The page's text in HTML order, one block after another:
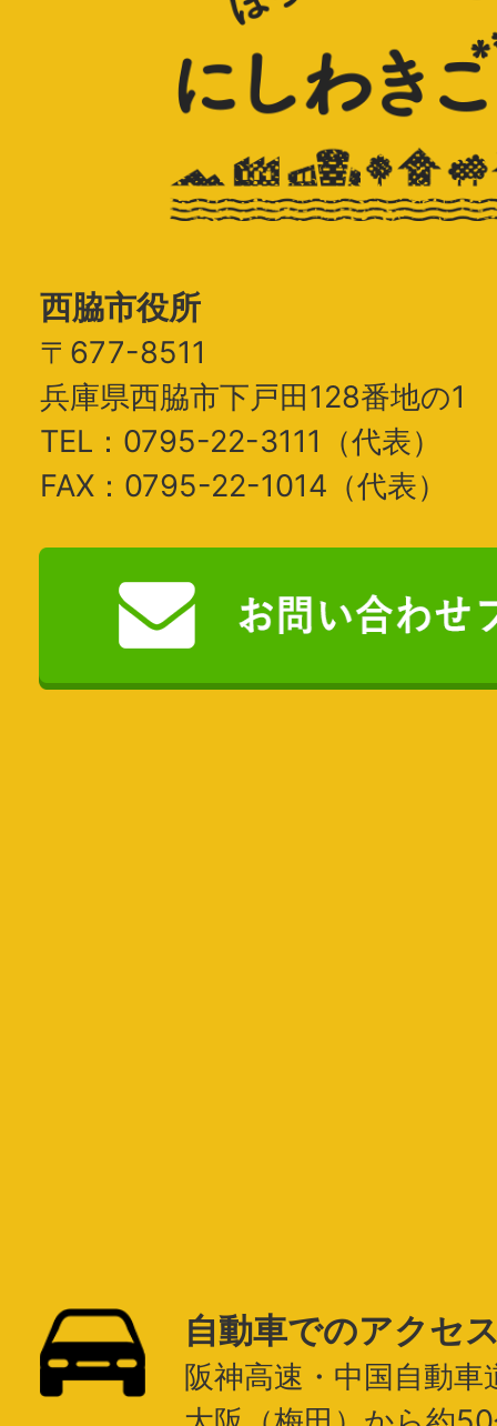
西脇市役所
〒677-8511
兵庫県西脇市下戸田128番地の1
TEL：0795-22-3111（代表）
FAX：0795-22-1014（代表）
自動車でのアクセ
阪神高速・中国自動車